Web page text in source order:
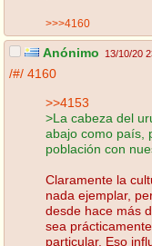
>>>4160
Anónimo 13/10/20
/#/ 4160
>>4153
>La cabeza del
abajo como país,
población con
Claramente la
nada ejemplar,
desde hace más
sea
particular. Eso